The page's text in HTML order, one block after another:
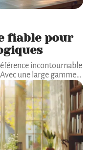
fiable pour
incontournable
une large gamme…